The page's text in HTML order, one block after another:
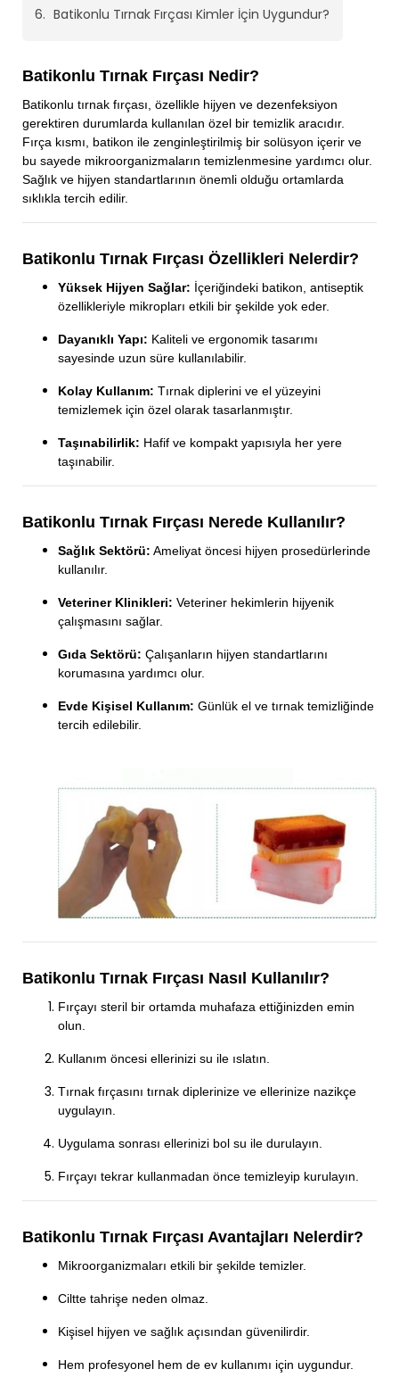
Batikonlu Tırnak Fırçası Kimler İçin Uygundur?
Batikonlu Tırnak Fırçası Nedir?
Batikonlu tırnak fırçası, özellikle hijyen ve dezenfeksiyon
gerektiren durumlarda kullanılan özel bir temizlik aracıdır.
Fırça kısmı, batikon ile zenginleştirilmiş bir solüsyon içerir ve
bu sayede mikroorganizmaların temizlenmesine yardımcı olur.
Sağlık ve hijyen standartlarının önemli olduğu ortamlarda
sıklıkla tercih edilir.
Batikonlu Tırnak Fırçası Özellikleri Nelerdir?
Yüksek Hijyen Sağlar: İçeriğindeki batikon, antiseptik
özellikleriyle mikropları etkili bir şekilde yok eder.
Dayanıklı Yapı: Kaliteli ve ergonomik tasarımı
sayesinde uzun süre kullanılabilir.
Kolay Kullanım: Tırnak diplerini ve el yüzeyini
temizlemek için özel olarak tasarlanmıştır.
Taşınabilirlik: Hafif ve kompakt yapısıyla her yere
taşınabilir.
Batikonlu Tırnak Fırçası Nerede Kullanılır?
Sağlık Sektörü: Ameliyat öncesi hijyen prosedürlerinde
kullanılır.
Veteriner Klinikleri: Veteriner hekimlerin hijyenik
çalışmasını sağlar.
Gıda Sektörü: Çalışanların hijyen standartlarını
korumasına yardımcı olur.
Evde Kişisel Kullanım: Günlük el ve tırnak temizliğinde
tercih edilebilir.
Batikonlu Tırnak Fırçası Nasıl Kullanılır?
Fırçayı steril bir ortamda muhafaza ettiğinizden emin
olun.
Kullanım öncesi ellerinizi su ile ıslatın.
Tırnak fırçasını tırnak diplerinize ve ellerinize nazikçe
uygulayın.
Uygulama sonrası ellerinizi bol su ile durulayın.
Fırçayı tekrar kullanmadan önce temizleyip kurulayın.
Batikonlu Tırnak Fırçası Avantajları Nelerdir?
Mikroorganizmaları etkili bir şekilde temizler.
Ciltte tahrişe neden olmaz.
Kişisel hijyen ve sağlık açısından güvenilirdir.
Hem profesyonel hem de ev kullanımı için uygundur.